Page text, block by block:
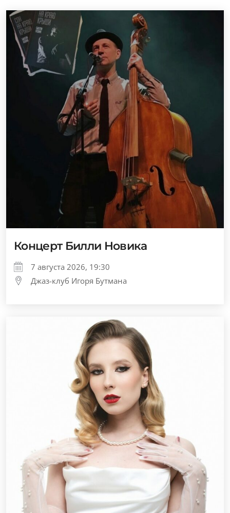
Концерт Билли Новика
7 августа 2026, 19:30
Джаз-клуб Игоря Бутмана